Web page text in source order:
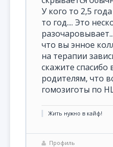
У кого то 2,5
то год.... Это
что вы энное
на терапии
скажите
родителям, что
гомозиготы по
Жить нужно в кайф!
Профиль